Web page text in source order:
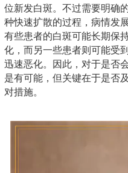
位新发白斑。不过需要明确
种快速扩散的过程，病情发
有些患者的白斑可能长期保
化，而另一些患者则可能受
迅速恶化。因此，对于是否
是有可能，但关键在于是否
对措施。